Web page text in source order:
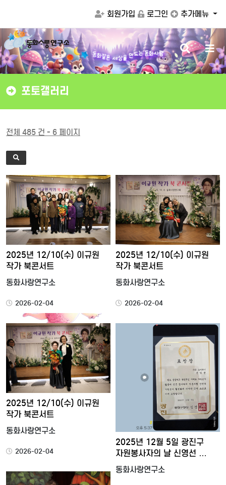
회원가입 로그인 추가메뉴
동화같은 세상을 만드는 동화사랑 검
색
버
튼
메
뉴
버
튼
포토갤러리
전체 485 건 - 6 페이지
2025년 12/10(수) 이규원
작가 북콘서트
동화사랑연구소
2026-02-04
2025년 12/10(수) 이규원
작가 북콘서트
동화사랑연구소
2026-02-04
2025년 12/10(수) 이규원
작가 북콘서트
동화사랑연구소
2026-02-04
2025년 12월 5일 광진구
자원봉사자의 날 신영선 …
동화사랑연구소